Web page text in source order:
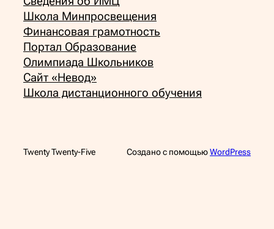
Школа Минпросвещения
Финансовая грамотность
Портал Образование
Олимпиада Школьников
Сайт «Невод»
Школа дистанционного обучения
Twenty Twenty-Five Создано с помощьюWordPress